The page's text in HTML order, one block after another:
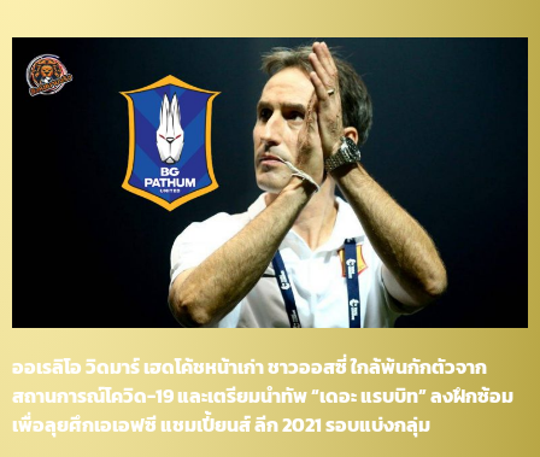
ออเรลิโอ วิดมาร์ เฮดโค้ชหน้าเก่า ชาวออสซี่ ใกล้พ้นกักตัวจาก
สถานการณ์โควิด-19 และเตรียมนำทัพ “เดอะ แรบบิท” ลงฝึกซ้อม
เพื่อลุยศึกเอเอฟซี แชมเปี้ยนส์ ลีก 2021 รอบแบ่งกลุ่ม